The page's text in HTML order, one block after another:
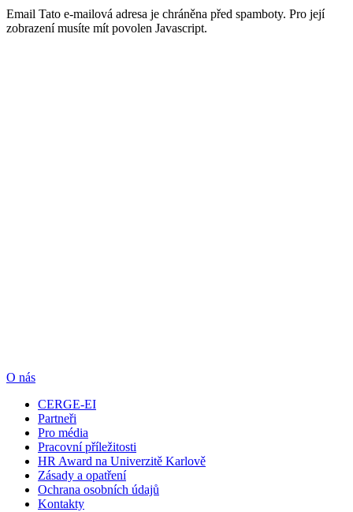
Email Tato e-mailová adresa je chráněna před spamboty. Pro její
zobrazení musíte mít povolen Javascript.
O nás
CERGE-EI
Partneři
Pro média
Pracovní příležitosti
HR Award na Univerzitě Karlově
Zásady a opatření
Ochrana osobních údajů
Kontakty